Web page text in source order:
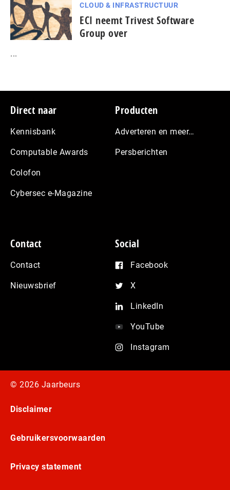
CLOUD & INFRASTRUCTUUR
ECI neemt Trivest Software
Group over
...
Footer
Direct naar
Kennisbank
Computable Awards
Colofon
Cybersec e-Magazine
Producten
Adverteren en meer…
Persberichten
Contact
Contact
Nieuwsbrief
Social
Facebook
X
LinkedIn
YouTube
Instagram
© 2026 Jaarbeurs
Disclaimer
Gebruikersvoorwaarden
Privacy statement